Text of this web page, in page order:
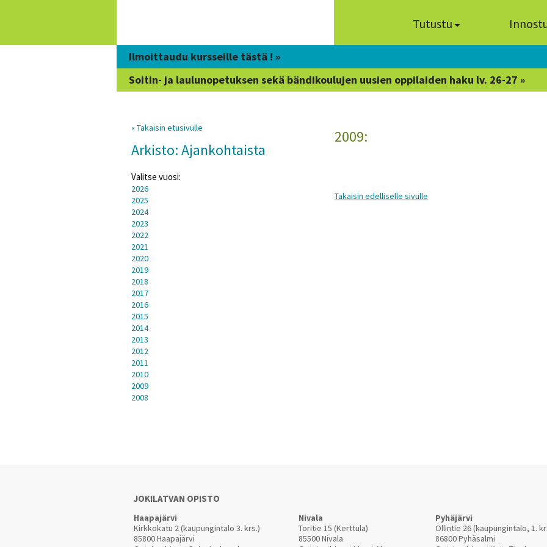
Tutustu
Ilmoittaudu kursseille tästä ! »
Soitin- ja laulunopetuksen sekä bändikoulujen uusien oppilaiden haku lv. 26-27 »
2009:
Takaisin edelliselle sivulle
« Takaisin etusivulle
Arkisto: Ajankohtaista
Valitse vuosi:
2026
2025
2024
2023
2022
2021
2020
2019
2018
2017
2016
2015
2014
2013
2012
2011
2010
2009
2008
JOKILATVAN OPISTO
Haapajärvi
Kirkkokatu 2 (kaupungintalo 3. krs.)
85800 Haapajärvi
Nivala
Toritie 15 (Kerttula)
85500 Nivala
Pyhäjärvi
Ollintie 26 (kaupungintalo, 1.
86800 Pyhäsalmi